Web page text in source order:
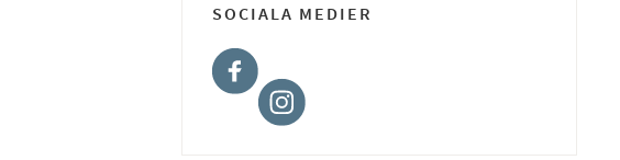
SOCIALA MEDIER